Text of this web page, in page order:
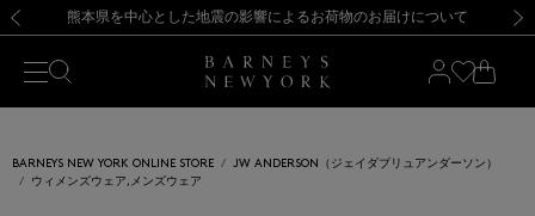
新規登録のお客様も対象！＜MY BARNEYS＞会員のお客様は11,000円（税込）以上のお買上げで常時送料無料！お買い物の際は会員登録を！
【夏季休業に伴う返品・交換承り一時停止のお知らせ】（2026.8.5）
熊本県を中心とした地震の影響によるお荷物のお届けについて
【開催中】SUMMER SALEのご案内・ご注意事項 新規登録のお客様も対象！＜MY BARNEYS＞会員のお客様は11,000円（税込）以上のお買上げで常時送料無料！お買い物の際は会員登録を！
【夏季休業に伴う返品・交換承り一時停止のお知らせ】（2026.8.5）
BARNEYS NEW YORK ONLINE STORE
JW ANDERSON（ジェイダブリュアンダーソン）
ウィメンズウェア,メンズウェア